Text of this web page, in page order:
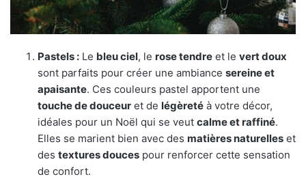
Pastels : Le bleu ciel, le rose tendre et le vert doux
sont parfaits pour créer une ambiance sereine et
apaisante. Ces couleurs pastel apportent une
touche de douceur et de légèreté à votre décor,
idéales pour un Noël qui se veut calme et raffiné.
Elles se marient bien avec des matières naturelles et
des textures douces pour renforcer cette sensation
de confort.